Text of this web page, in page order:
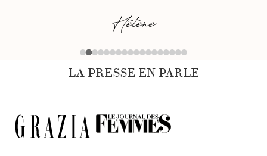
Hélène
LA PRESSE EN PARLE